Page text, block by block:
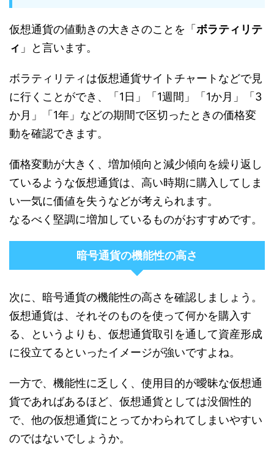
仮想通貨の値動きの大きさのことを「 ボラティリテ
ィ 」と言います。
ボラティリティは仮想通貨サイトチャートなどで見
に行くことができ、「1日」「1週間」「1か月」「3
か月」「1年」などの期間で区切ったときの価格変
動を確認できます。
価格変動が大きく、増加傾向と減少傾向を繰り返し
ているような仮想通貨は、高い時期に購入してしま
い一気に価値を失うなどが考えられます。
なるべく堅調に増加しているものがおすすめです。
暗号通貨の機能性の高さ
次に、暗号通貨の機能性の高さを確認しましょう。
仮想通貨は、それそのものを使って何かを購入す
る、というよりも、仮想通貨取引を通して資産形成
に役立てるといったイメージが強いですよね。
一方で、機能性に乏しく、使用目的が曖昧な仮想通
貨であればあるほど、仮想通貨としては没個性的
で、他の仮想通貨にとってかわられてしまいやすい
のではないでしょうか。